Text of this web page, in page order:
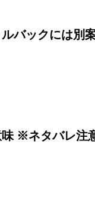
バックには別
味 ※ネタバレ注